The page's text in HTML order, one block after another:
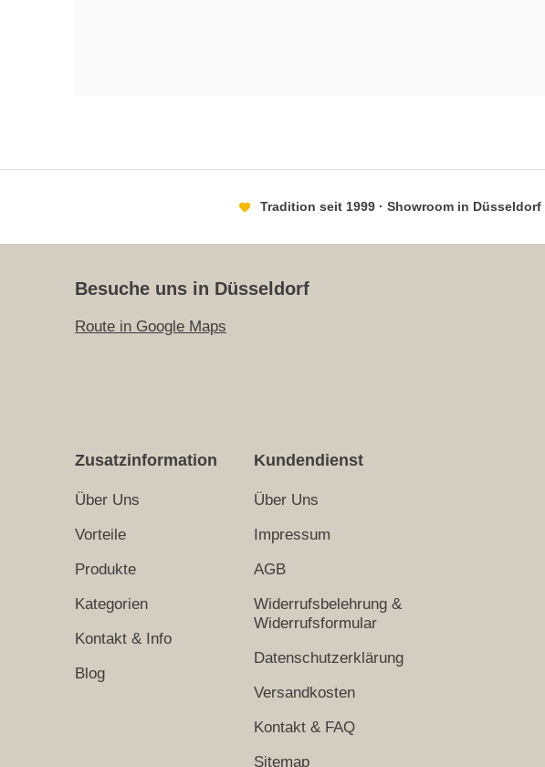
Tradition seit 1999 · Showroom in Düsseldorf
Besuche uns in Düsseldorf
Route in Google Maps
Zusatzinformation
Über Uns
Vorteile
Produkte
Kategorien
Kontakt & Info
Blog
Kundendienst
Über Uns
Impressum
AGB
Widerrufsbelehrung &
Widerrufsformular
Datenschutzerklärung
Versandkosten
Kontakt & FAQ
Sitemap